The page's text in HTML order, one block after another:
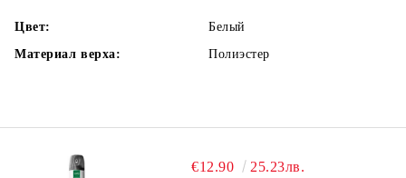
Цвет:
Белый
Материал верха:
Полиэстер
€12.90 25.23лв.